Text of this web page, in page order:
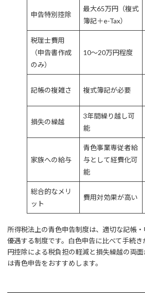
申告特別控除
最大65万円（複式
簿記＋e-Tax）
税理士費用
（申告書作成
のみ）
10〜20万円程度
記帳の複雑さ 複式簿記が必要
損失の繰越
3年間繰り越し可
能
家族への給与
青色事業専従者給
与として経費化可
能
総合的なメリ
ット
費用対効果が高い
所得税法上の青色申告制度は、適切な記帳
優遇する制度です。白色申告に比べて手続
円控除による税負担の軽減と損失繰越の両
は青色申告をおすすめします。